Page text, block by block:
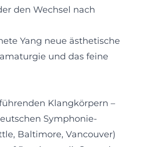
den Wechsel nach
Yang neue ästhetische
und das feine
Klangkörpern –
Symphonie-
Baltimore, Vancouver)